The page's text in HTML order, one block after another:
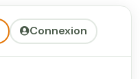
Connexion